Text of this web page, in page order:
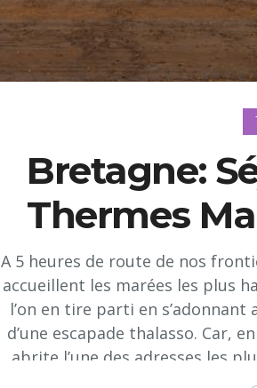
Bretagne:
Thermes
A 5 heures de route de nos
accueillent les marées les plus
l’on en tire parti en
d’une escapade thalasso. Car,
abrite l’une des adresses les
Saint-Malo qui,